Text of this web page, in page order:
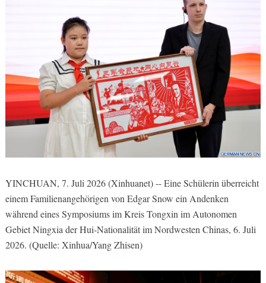
YINCHUAN, 7. Juli 2026 (Xinhuanet) -- Eine Schülerin überreicht
einem Familienangehörigen von Edgar Snow ein Andenken
während eines Symposiums im Kreis Tongxin im Autonomen
Gebiet Ningxia der Hui-Nationalität im Nordwesten Chinas, 6. Juli
2026. (Quelle: Xinhua/Yang Zhisen)